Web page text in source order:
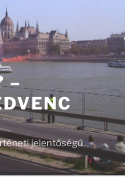
–
jelentőségű